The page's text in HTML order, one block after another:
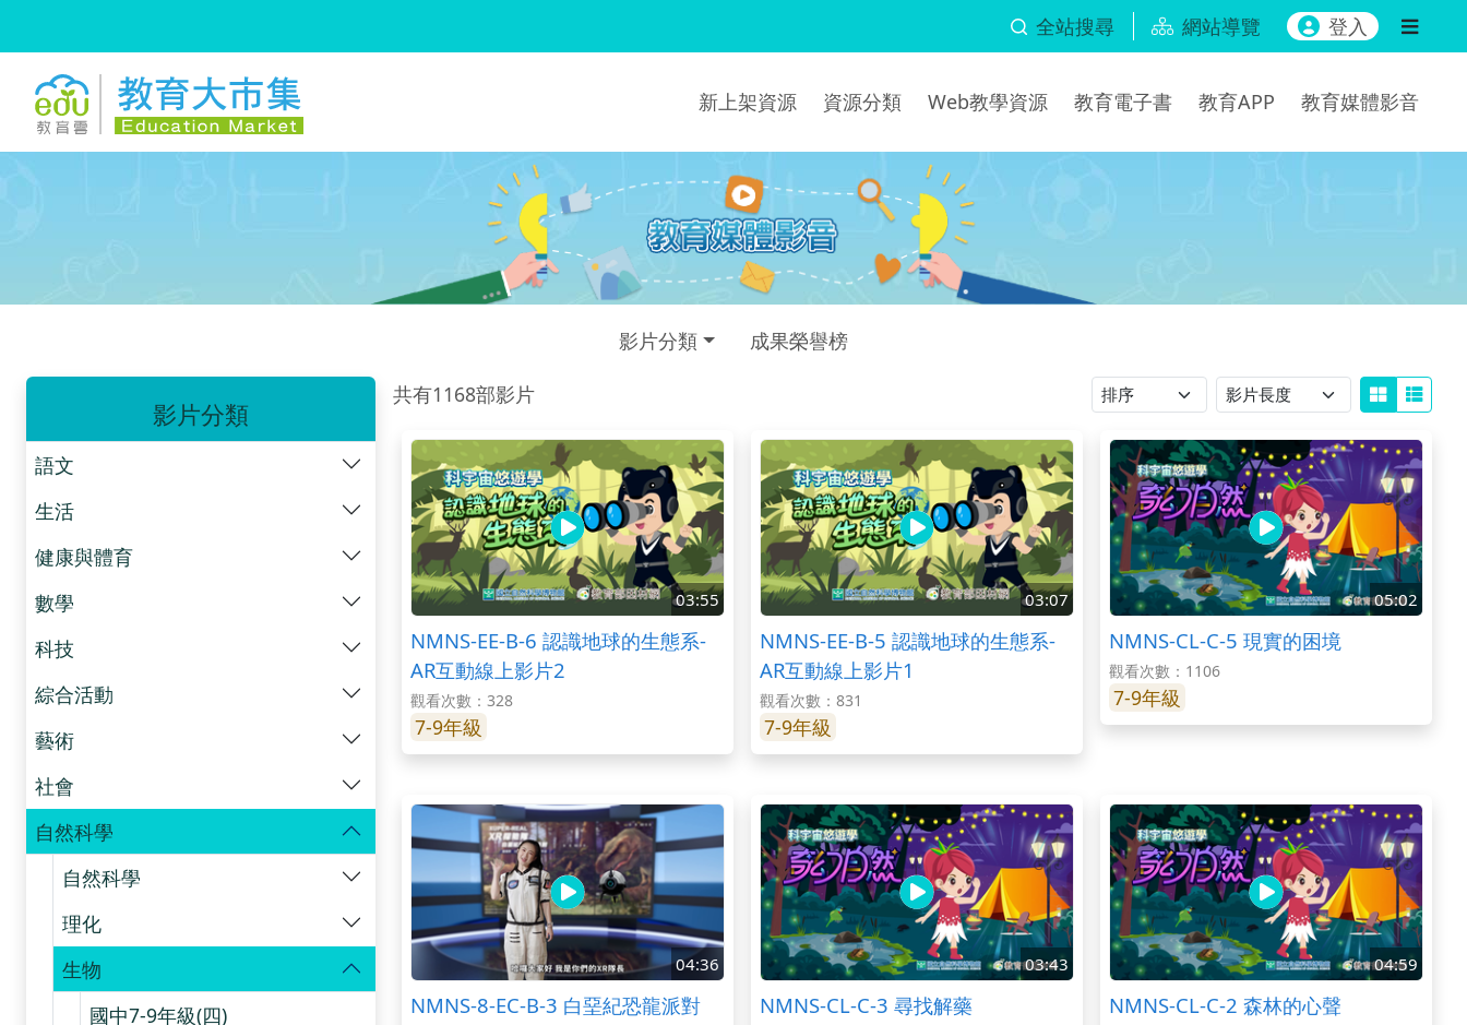
全站搜尋 網站導覽 登入
新上架資源 資源分類 Web教學資源 教育電子書 教育APP 教育媒體影音
影片分類 成果榮譽榜
影片分類
語文
生活
健康與體育
數學
科技
綜合活動
藝術
社會
自然科學
自然科學
理化
生物
國中7-9年級(四)
共有1168部影片 排序 影片長度
03:55
NMNS-EE-B-6 認識地球的生態系-
AR互動線上影片2
觀看次數：328
7-9年級
03:07
NMNS-EE-B-5 認識地球的生態系-
AR互動線上影片1
觀看次數：831
7-9年級
05:02
NMNS-CL-C-5 現實的困境
觀看次數：1106
7-9年級
04:36
NMNS-8-EC-B-3 白堊紀恐龍派對
03:43
NMNS-CL-C-3 尋找解藥
04:59
NMNS-CL-C-2 森林的心聲